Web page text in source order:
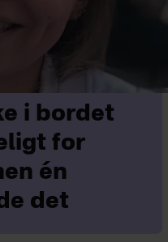
i bordet
for
én
det